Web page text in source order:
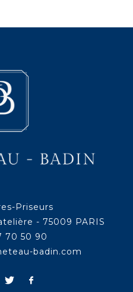
Priseurs
- 75009 PARIS
70 50 90
badin.com